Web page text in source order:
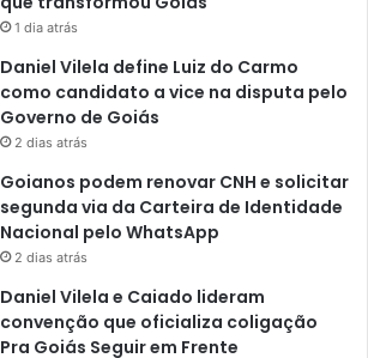
1 dia atrás
Daniel Vilela define Luiz do Carmo
como candidato a vice na disputa pelo
Governo de Goiás
2 dias atrás
Goianos podem renovar CNH e solicitar
segunda via da Carteira de Identidade
Nacional pelo WhatsApp
2 dias atrás
Daniel Vilela e Caiado lideram
convenção que oficializa coligação
Pra Goiás Seguir em Frente